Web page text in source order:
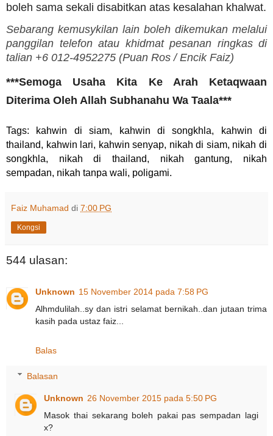
boleh sama sekali disabitkan atas kesalahan khalwat.
Sebarang kemusykilan lain boleh dikemukan melalui
panggilan telefon atau khidmat pesanan ringkas di
talian +6 012-4952275 (Puan Ros /Encik Faiz)
***Semoga Usaha Kita Ke Arah Ketaqwaan
Diterima Oleh Allah Subhanahu Wa Taala***
Tags: kahwin di siam, kahwin di songkhla, kahwin di
thailand, kahwin lari, kahwin senyap, nikah di siam, nikah di
songkhla, nikah di thailand, nikah gantung, nikah
sempadan, nikah tanpa wali, poligami.
Faiz Muhamad di 7:00 PG
Kongsi
544 ulasan:
Unknown 15 November 2014 pada 7:58 PG
Alhmdulilah..sy dan istri selamat bernikah..dan jutaan trima
kasih pada ustaz faiz...
Balas
Balasan
Unknown 26 November 2015 pada 5:50 PG
Masok thai sekarang boleh pakai pas sempadan lagi
x?